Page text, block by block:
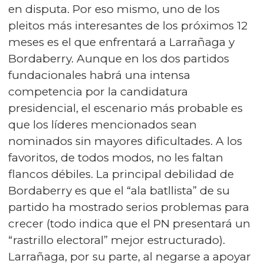
en disputa. Por eso mismo, uno de los
pleitos más interesantes de los próximos 12
meses es el que enfrentará a Larrañaga y
Bordaberry. Aunque en los dos partidos
fundacionales habrá una intensa
competencia por la candidatura
presidencial, el escenario más probable es
que los líderes mencionados sean
nominados sin mayores dificultades. A los
favoritos, de todos modos, no les faltan
flancos débiles. La principal debilidad de
Bordaberry es que el “ala batllista” de su
partido ha mostrado serios problemas para
crecer (todo indica que el PN presentará un
“rastrillo electoral” mejor estructurado).
Larrañaga, por su parte, al negarse a apoyar